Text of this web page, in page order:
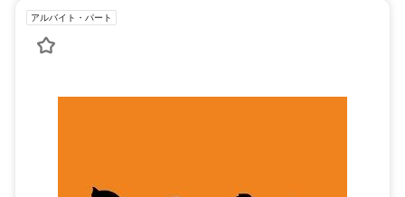
アルバイト・パート